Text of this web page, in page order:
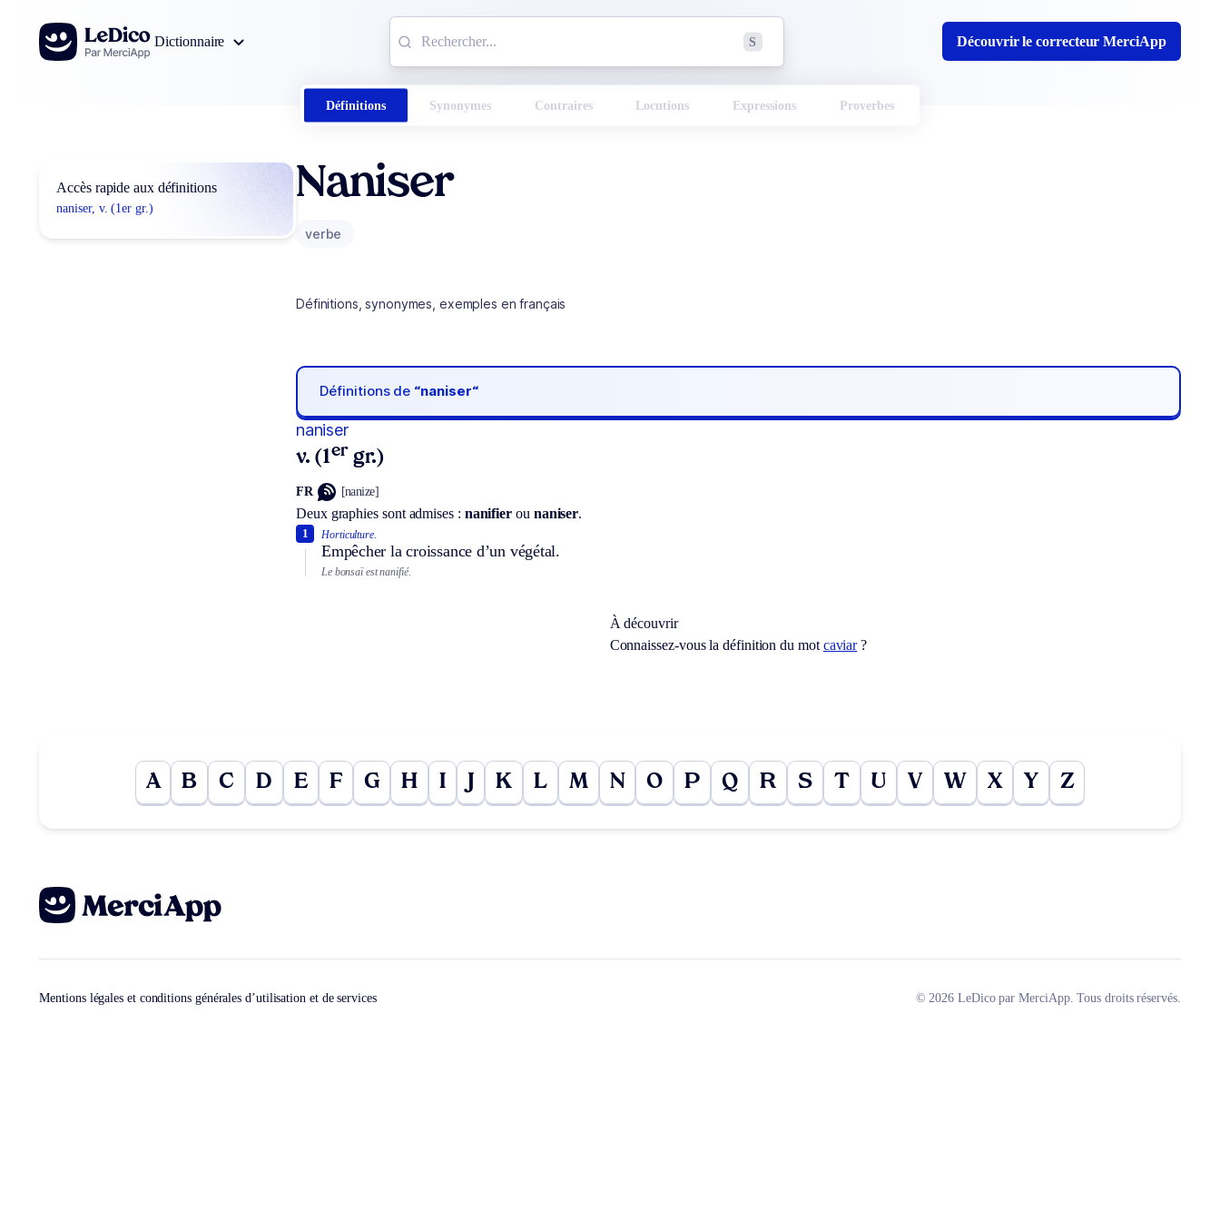
Aller au contenu
Dictionnaire
S Découvrir le correcteur MerciApp
Définitions Synonymes Contraires Locutions Expressions Proverbes
Accès rapide aux définitions
naniser, v. (1er gr.)
Naniser
verbe
Définitions, synonymes, exemples en français
Définitions de “naniser“
naniser
v. (1er gr.)
FR [nanize]
Deux graphies sont admises : nanifier ou naniser.
Horticulture.
Empêcher la croissance d’un végétal.
1
Le bonsaï est nanifié.
À découvrir
Connaissez-vous la définition du motcaviar?
A B C D E F G H I J K L M N O P Q R S T U V W X Y Z
Mentions légales et conditions générales d’utilisation et de services © 2026 LeDico par MerciApp. Tous droits réservés.